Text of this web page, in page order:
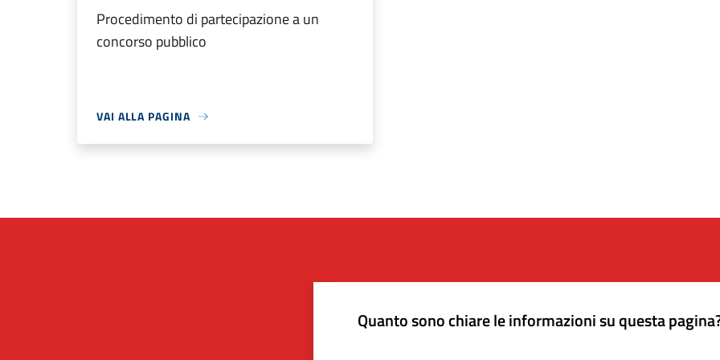
Procedimento di partecipazione a un
concorso pubblico
VAI ALLA PAGINA
Quanto sono chiare le informazioni su questa